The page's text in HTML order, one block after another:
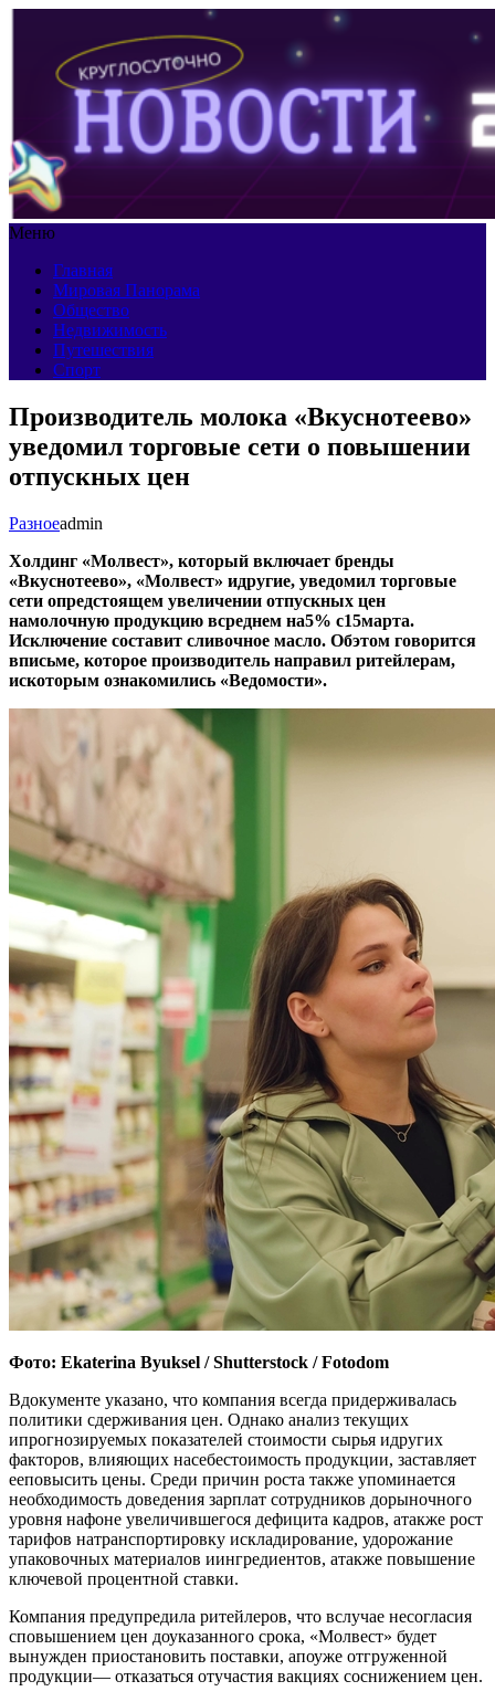
Меню
Главная
Мировая Панорама
Общество
Недвижимость
Путешествия
Спорт
Производитель молока «Вкуснотеево»
уведомил торговые сети о повышении
отпускных цен
Разноеadmin
Холдинг «Молвест», который включает бренды
«Вкуснотеево», «Молвест» идругие, уведомил торговые
сети опредстоящем увеличении отпускных цен
намолочную продукцию всреднем на5% с15марта.
Исключение составит сливочное масло. Обэтом говорится
вписьме, которое производитель направил ритейлерам,
искоторым ознакомились «Ведомости».
Фото: Ekaterina Byuksel / Shutterstock / Fotodom
Вдокументе указано, что компания всегда придерживалась
политики сдерживания цен. Однако анализ текущих
ипрогнозируемых показателей стоимости сырья идругих
факторов, влияющих насебестоимость продукции, заставляет
ееповысить цены. Среди причин роста также упоминается
необходимость доведения зарплат сотрудников дорыночного
уровня нафоне увеличившегося дефицита кадров, атакже рост
тарифов натранспортировку искладирование, удорожание
упаковочных материалов иингредиентов, атакже повышение
ключевой процентной ставки.
Компания предупредила ритейлеров, что вслучае несогласия
сповышением цен доуказанного срока, «Молвест» будет
вынужден приостановить поставки, апоуже отгруженной
продукции— отказаться отучастия вакциях соснижением цен.